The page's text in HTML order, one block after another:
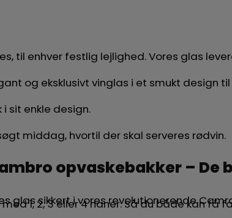
1, 2, 3 eller 4 haner. Så du både kan
til enhver festlig lejlighed. Vores glas
og eksklusivt vinglas i et smukt design
sit enkle design.
middag, hvortil der skal serveres rødvin.
opvaskebakker – De
glas sikkert i vores revolutionerende